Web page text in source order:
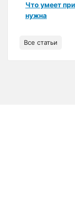
Что умеет
нужна
Все статьи